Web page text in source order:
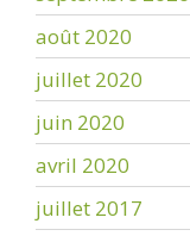
août 2020
juillet 2020
juin 2020
avril 2020
juillet 2017